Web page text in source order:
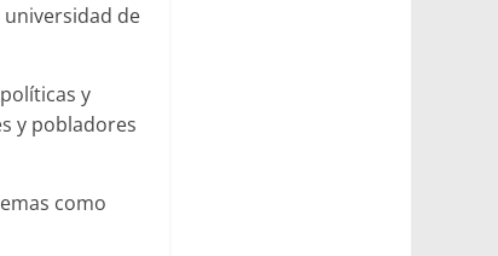
de
y
y pobladores
como